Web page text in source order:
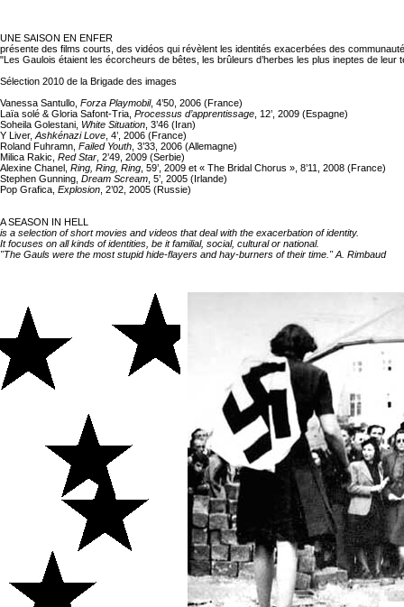
UNE SAISON EN ENFER
présente des films courts, des vidéos qui révèlent les identités exacerbées des
"Les Gaulois étaient les écorcheurs de bêtes, les brûleurs d’herbes les plus ineptes de leur
Sélection 2010 de la Brigade des images
Vanessa Santullo, Forza Playmobil, 4’50, 2006 (France)
Laïa solé & Gloria Safont-Tria, Processus d’apprentissage , 12’, 2009 (Espagne)
Soheila Golestani, White Situation , 3’46 (Iran)
Y Liver, Ashkénazi Love , 4’, 2006 (France)
Roland Fuhramn, Failed Youth , 3’33, 2006 (Allemagne)
Milica Rakic, Red Star , 2’49, 2009 (Serbie)
Alexine Chanel, Ring, Ring, Ring , 59’, 2009 et « The Bridal Chorus », 8’11, 2008 (France)
Stephen Gunning, Dream Scream , 5’, 2005 (Irlande)
Pop Grafica, Explosion , 2’02, 2005 (Russie)
A SEASON IN HELL
is a selection of short movies and videos that deal with the exacerbation of identity.
It focuses on all kinds of identities, be it familial, social, cultural or national.
"The Gauls were the most stupid hide-flayers and hay-burners of their time." A. Rimbaud